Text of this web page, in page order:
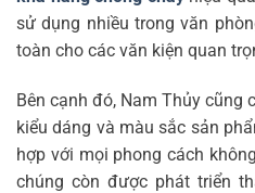
sử dụng nhiều trong văn
toàn cho các văn kiện quan
Bên cạnh đó, Nam Thủy cũng
kiểu dáng và màu sắc sản
hợp với mọi phong cách
chúng còn được phát triển